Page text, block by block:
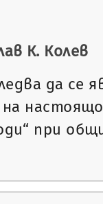
К. Колев
да се
на
при